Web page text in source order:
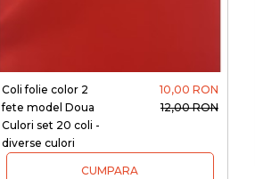
Coli folie color 2
fete model Doua
Culori set 20 coli -
diverse culori
10,00 RON
12,00 RON
CUMPARA